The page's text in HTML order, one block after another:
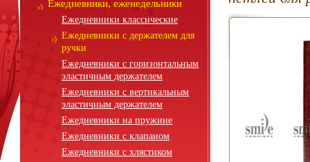
Ежедневники, еженедельники
Ежедневники классические
Ежедневники с держателем для
ручки
Ежедневники с горизонтальным
эластичным держателем
Ежедневники с вертикальным
эластичным держателем
Ежедневники на пружине
Ежедневники с клапаном
Ежедневники с хлястиком